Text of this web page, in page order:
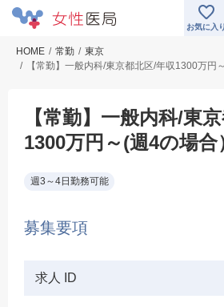
お気に入り
HOME 常勤
東京
【常勤】一般内科/東京都北区/年収1300万円
【常勤】一般内科/東
1300万円～(週4の場合
週3～4日勤務可能
募集要項
求人 ID